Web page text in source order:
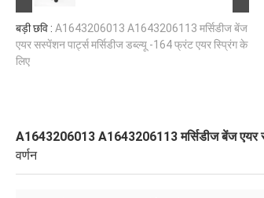
बड़ी छवि : A1643206013 A1643206113 मर्सिडीज बेंज
एयर सस्पेंशन पार्ट्स मर्सिडीज डब्ल्यू -164 फ्रंट एयर स्प्रिंग के
लिए
A1643206013 A1643206113 मर्सिडीज बेंज एयर
वर्णन